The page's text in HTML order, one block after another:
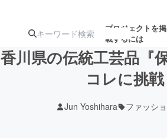
プロジェクトを掲
載するには
ターン
ジェクト
募集
ロジ
香川県の伝統工芸品『
コレに挑戦
Jun Yoshihara ファッシ